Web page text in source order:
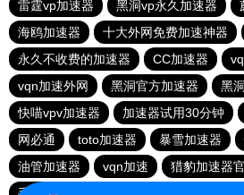
雷霆vp加速器
黑洞vp永久加速器
海鸥加速器
十大外网免费加速神器
永久不收费的加速器
CC加速器
vqn加速外网
黑洞官方加速器 黑
快喵vpv加速器
加速器试用30分钟
网必通
toto加速器 暴雪加速器
油管加速器
vqn加速 猎豹加速器